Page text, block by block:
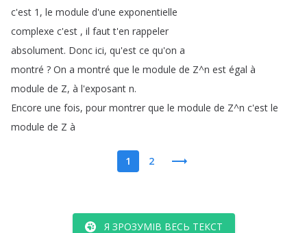
c'est 1, le module d'une exponentielle
complexe c'est , il faut t'en rappeler
absolument. Donc ici, qu'est ce qu'on a
montré ? On a montré que le module de Z^n est égal à
module de Z, à l'exposant n.
Encore une fois, pour montrer que le module de Z^n c'est le
module de Z à
1 2
Я ЗРОЗУМІВ ВЕСЬ ТЕКСТ